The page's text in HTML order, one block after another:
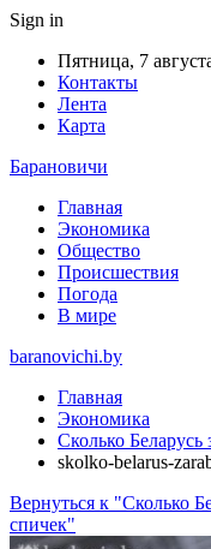
Sign in
Пятница, 7
Контакты
Лента
Карта
Барановичи
Главная
Экономика
Общество
Происшествия
Погода
В мире
baranovichi.by
Главная
Экономика
Сколько Беларусь
skolko-belarus-
Вернуться к "Сколько
спичек"